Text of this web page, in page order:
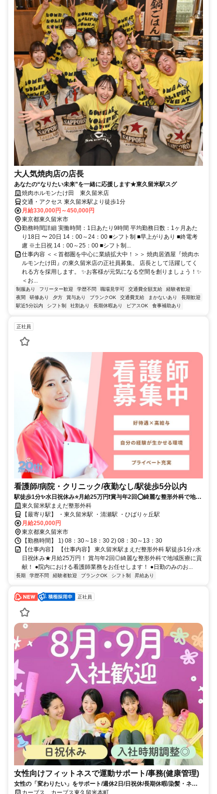
大人気焼肉店の店長
あなたの“なりたい未来”を一緒に応援します★東久留米駅スグ
焼肉ホルモンたけ田 東久留米店
交通・アクセス 東久留米駅より徒歩1分
月給330,000円～450,000円
東京都東久留米市
勤務時間詳細 実働時間：1日あたり9時間 平均勤務日数：1ヶ月あた
り18日 〜 20日 14：00～24：00 ■シフト制 ■早上がりあり ■終電考
慮 ※土日祝 14：00～25：00 ■シフト制...
仕事内容 ＜＜首都圏を中心に業績拡大中！＞＞ 焼肉居酒屋『焼肉ホ
ルモンたけ田』の東久留米店の正社員募集。 店長として活躍してく
れる方を採用します。 ✨お客様が元気になる空間を創りましょう！✨
＜お...
制服あり フリーター歓迎 学歴不問 職場見学可 交通費全額支給
経験者歓迎
夜間
研修あり 夕方 賞与あり ブランクOK 交通費支給 まかないあり
長期歓迎
駅近5分以内
シフト制 社割あり 長期休暇あり ピアスOK 食事補助あり
正社員
看護師/病院・クリニック/夜勤なし/駅徒歩5分以内
駅徒歩1分✨水日祝休み⭐月給25万円❗️賞与年2回⭕綺麗な整形外科で地域
医療に貢献❗️
東久留米駅まえだ整形外科
【最寄り駅】 ・東久留米駅 ・清瀬駅 ・ひばりヶ丘駅
月給250,000円
東京都東久留米市
【勤務時間】 1) 08：30～18：30 2) 08：30～13：30
【仕事内容】 【仕事内容】 東久留米駅まえだ整形外科 駅徒歩1分♪水
日祝休み★月給25万円！ 賞与年2回◎綺麗な整形外科で地域医療に貢
献！ ●院内における看護師業務をお任せします！ ●日勤のみのお...
長期 学歴不問 経験者歓迎 ブランクOK シフト制 昇給あり
正社員
女性向けフィットネスで運動サポート/事務(健康管理)
女性の「変わりたい」をサポート/週休2日/日祝休/長期休暇/染髪・ネイ
ルOK※規定内
カーブス カーブス東久留米本町